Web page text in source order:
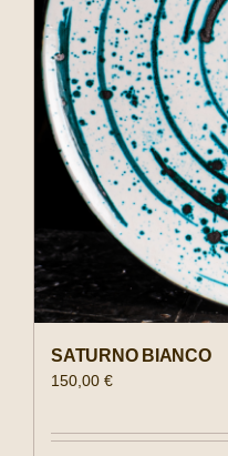
SATURNO BIANCO
150,00 €